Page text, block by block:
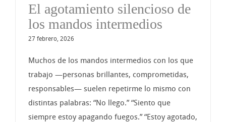
El agotamiento silencioso de
los mandos intermedios
27 febrero, 2026
Muchos de los mandos intermedios con los que
trabajo —personas brillantes, comprometidas,
responsables— suelen repetirme lo mismo con
distintas palabras: “No llego.” “Siento que
siempre estoy apagando fuegos.” “Estoy agotado,